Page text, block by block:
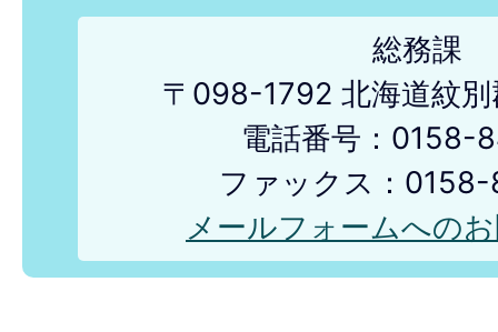
総務課
〒098-1792 北海道紋別
電話番号：0158-
ファックス：
メールフォームへの